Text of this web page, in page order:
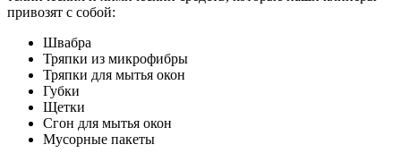
привозят с собой:
Швабра
Тряпки из микрофибры
Тряпки для мытья окон
Губки
Щетки
Сгон для мытья окон
Мусорные пакеты